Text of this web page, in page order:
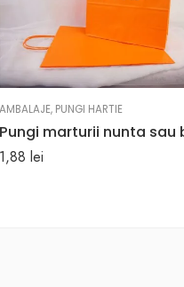
AMBALAJE, PUNGI HARTIE
1,88 lei